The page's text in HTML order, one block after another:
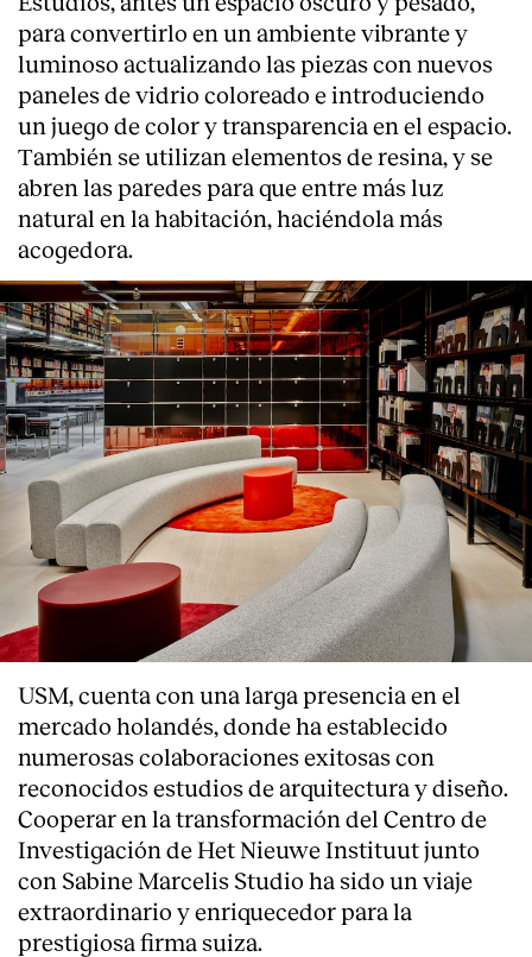
para convertirlo en un ambiente vibrante y
luminoso actualizando las piezas con nuevos
paneles de vidrio coloreado e introduciendo
un juego de color y transparencia en el espacio.
También se utilizan elementos de resina, y se
abren las paredes para que entre más luz
natural en la habitación, haciéndola más
acogedora.
USM, cuenta con una larga presencia en el
mercado holandés, donde ha establecido
numerosas colaboraciones exitosas con
reconocidos estudios de arquitectura y diseño.
Cooperar en la transformación del Centro de
Investigación de Het Nieuwe Instituut junto
con Sabine Marcelis Studio ha sido un viaje
extraordinario y enriquecedor para la
prestigiosa firma suiza.